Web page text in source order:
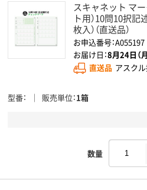
スキャネット マ
ト用）10問10択記
枚入）（直送品）
お申込番号：A055197
お届け日：8月24日（
直送品 アスク
型番 販売単位 1箱
数量